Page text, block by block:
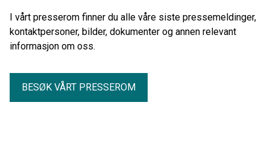
I vårt presserom finner du alle våre siste pressemeldinger,
kontaktpersoner, bilder, dokumenter og annen relevant
informasjon om oss.
BESØK VÅRT PRESSEROM